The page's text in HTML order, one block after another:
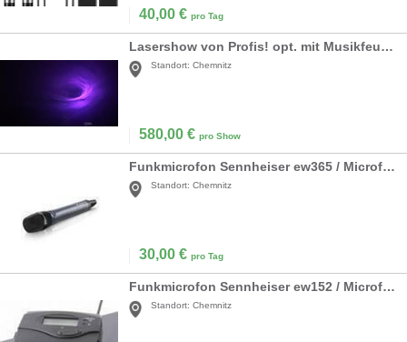
40,00 € pro Tag
Lasershow von Profis! opt. mit Musikfeuerwerk
Standort: Chemnitz
580,00 € pro Show
Funkmicrofon Sennheiser ew365 / Microfon
Standort: Chemnitz
30,00 € pro Tag
Funkmicrofon Sennheiser ew152 / Microfon
Standort: Chemnitz